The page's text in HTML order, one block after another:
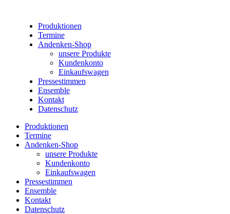
Produktionen
Termine
Andenken-Shop
unsere Produkte
Kundenkonto
Einkaufswagen
Pressestimmen
Ensemble
Kontakt
Datenschutz
Produktionen
Termine
Andenken-Shop
unsere Produkte
Kundenkonto
Einkaufswagen
Pressestimmen
Ensemble
Kontakt
Datenschutz